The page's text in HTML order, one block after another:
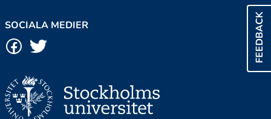
FEEDBACK
SOCIALA MEDIER